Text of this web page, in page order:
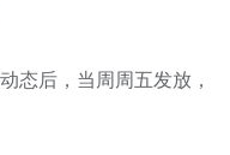
态后，当周周五发放，